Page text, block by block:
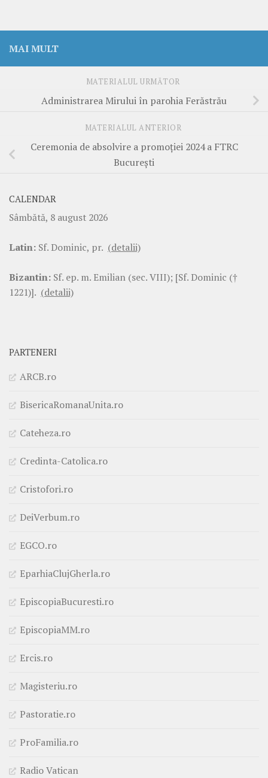
MAI MULT
MATERIALUL URMĂTOR
Administrarea Mirului în parohia Ferăstrău
MATERIALUL ANTERIOR
Ceremonia de absolvire a promoției 2024 a FTRC
București
CALENDAR
Sâmbătă, 8 august 2026
Latin: Sf. Dominic, pr. (detalii)
Bizantin: Sf. ep. m. Emilian (sec. VIII); [Sf. Dominic (†
1221)]. (detalii)
PARTENERI
ARCB.ro
BisericaRomanaUnita.ro
Cateheza.ro
Credinta-Catolica.ro
Cristofori.ro
DeiVerbum.ro
EGCO.ro
EparhiaClujGherla.ro
EpiscopiaBucuresti.ro
EpiscopiaMM.ro
Ercis.ro
Magisteriu.ro
Pastoratie.ro
ProFamilia.ro
Radio Vatican